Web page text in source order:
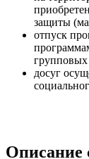
защиты
отпуск
досуг
Описание